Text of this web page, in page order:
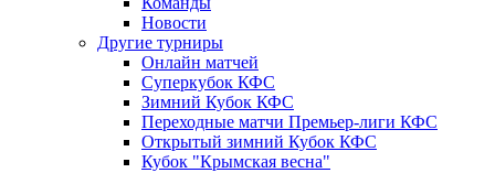
Новости
Другие турниры
Онлайн матчей
Суперкубок КФС
Зимний Кубок КФС
Переходные матчи Премьер-лиги КФС
Открытый зимний Кубок КФС
Кубок "Крымская весна"